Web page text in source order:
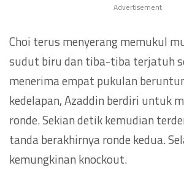
Advertisement
Choi terus menyerang memukul
sudut biru dan tiba-tiba terjatuh
menerima empat pukulan
kedelapan, Azaddin berdiri untuk
ronde. Sekian detik kemudian
tanda berakhirnya ronde kedua.
kemungkinan knockout.